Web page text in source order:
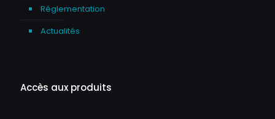
Réglementation
Actualités
Accès aux produits